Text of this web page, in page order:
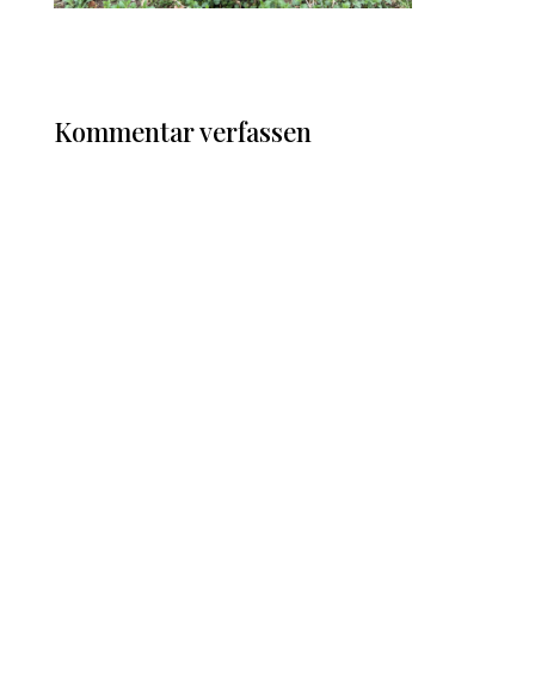
Kommentar verfassen